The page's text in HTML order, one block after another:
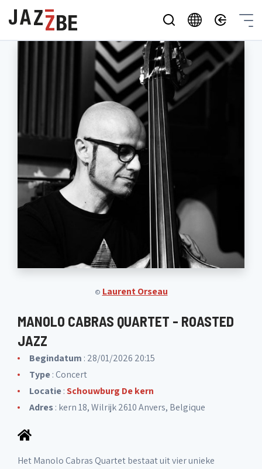
© Laurent Orseau
MANOLO CABRAS QUARTET - ROASTED
JAZZ
Begindatum : 28/01/2026 20:15
Type: Concert
Locatie:Schouwburg De kern
Adres: kern 18, Wilrijk 2610 Anvers, Belgique
Het Manolo Cabras Quartet bestaat uit vier unieke